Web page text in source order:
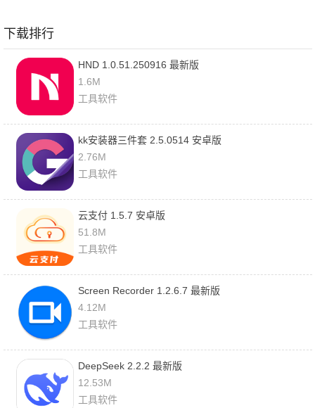
下载排行
HND 1.0.51.250916 最新版
1.6M
工具软件
kk安装器三件套 2.5.0514 安卓版
2.76M
工具软件
云支付 1.5.7 安卓版
51.8M
工具软件
Screen Recorder 1.2.6.7 最新版
4.12M
工具软件
DeepSeek 2.2.2 最新版
12.53M
工具软件